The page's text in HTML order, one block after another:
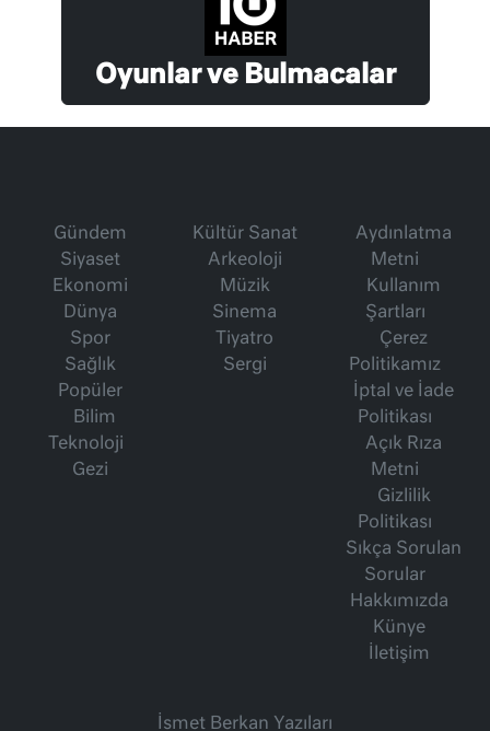
Oyunlar ve Bulmacalar
Gündem
Siyaset
Ekonomi
Dünya
Spor
Sağlık
Popüler
Bilim
Teknoloji
Gezi
Kültür Sanat
Arkeoloji
Müzik
Sinema
Tiyatro
Sergi
Aydınlatma
Metni
Kullanım
Şartları
Çerez
Politikamız
İptal ve İade
Politikası
Açık Rıza
Metni
Gizlilik
Politikası
Sıkça Sorulan
Sorular
Hakkımızda
Künye
İletişim
İsmet Berkan Yazıları